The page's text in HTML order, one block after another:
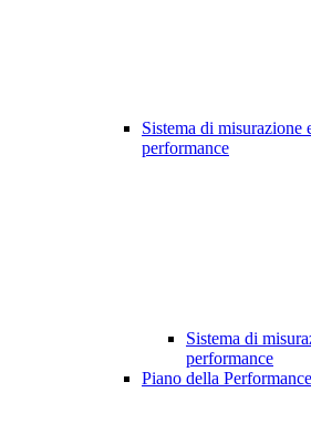
Sistema di misurazione
performance
Sistema di
performance
Piano della Performance